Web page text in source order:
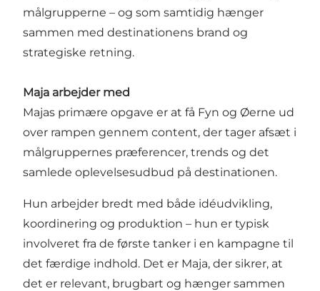
målgrupperne – og som samtidig hænger
sammen med destinationens brand og
strategiske retning.
Maja arbejder med
Majas primære opgave er at få Fyn og Øerne ud
over rampen gennem content, der tager afsæt i
målgruppernes præferencer, trends og det
samlede oplevelsesudbud på destinationen.
Hun arbejder bredt med både idéudvikling,
koordinering og produktion – hun er typisk
involveret fra de første tanker i en kampagne til
det færdige indhold. Det er Maja, der sikrer, at
det er relevant, brugbart og hænger sammen